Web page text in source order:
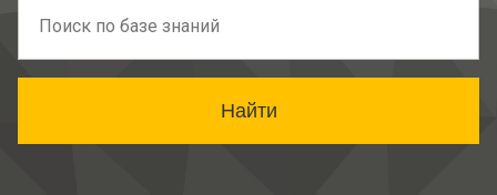
Найти